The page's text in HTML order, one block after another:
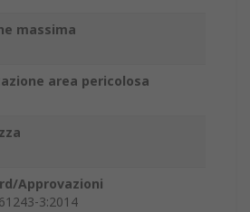
massima
area pericolosa
Approvazioni
3:2014